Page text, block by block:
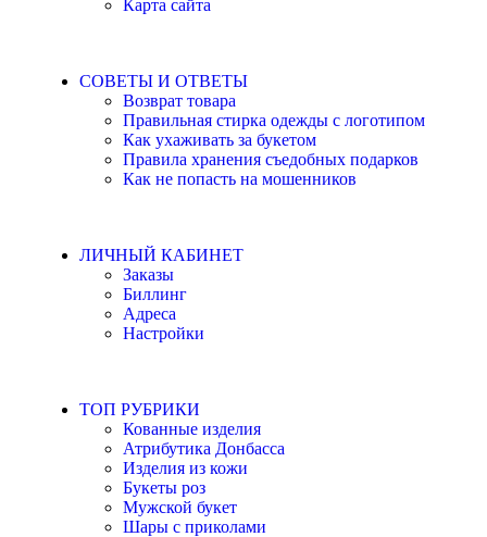
Карта сайта
СОВЕТЫ И ОТВЕТЫ
Возврат товара
Правильная стирка одежды с логотипом
Как ухаживать за букетом
Правила хранения съедобных подарков
Как не попасть на мошенников
ЛИЧНЫЙ КАБИНЕТ
Заказы
Биллинг
Адреса
Настройки
ТОП РУБРИКИ
Кованные изделия
Атрибутика Донбасса
Изделия из кожи
Букеты роз
Мужской букет
Шары с приколами